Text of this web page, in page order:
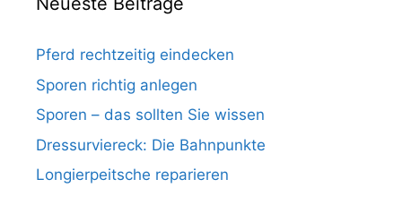
Pferd rechtzeitig eindecken
Sporen richtig anlegen
Sporen – das sollten Sie wissen
Dressurviereck: Die Bahnpunkte
Longierpeitsche reparieren